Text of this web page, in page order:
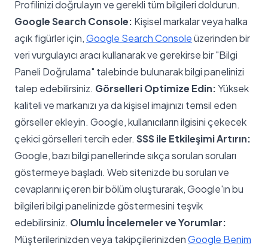
Profilinizi doğrulayın ve gerekli tüm bilgileri doldurun.
Google Search Console: Kişisel markalar veya halka
açık figürler için,Google Search Consoleüzerinden bir
veri vurgulayıcı aracı kullanarak ve gerekirse bir "Bilgi
Paneli Doğrulama" talebinde bulunarak bilgi panelinizi
talep edebilirsiniz. Görselleri Optimize Edin:Yüksek
kaliteli ve markanızı ya da kişisel imajınızı temsil eden
görseller ekleyin. Google, kullanıcıların ilgisini çekecek
çekici görselleri tercih eder. SSS ile Etkileşimi Artırın:
Google, bazı bilgi panellerinde sıkça sorulan soruları
göstermeye başladı. Web sitenizde bu soruları ve
cevaplarını içeren bir bölüm oluşturarak, Google'ın bu
bilgileri bilgi panelinizde göstermesini teşvik
edebilirsiniz. Olumlu İncelemeler ve Yorumlar:
Müşterilerinizden veya takipçilerinizdenGoogle Benim